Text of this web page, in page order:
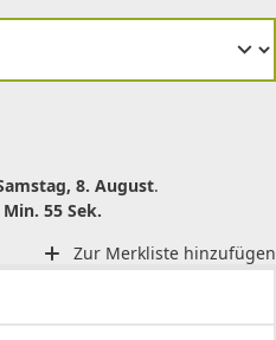
8. August.
55 Sek.
Zur Merkliste hinzufügen